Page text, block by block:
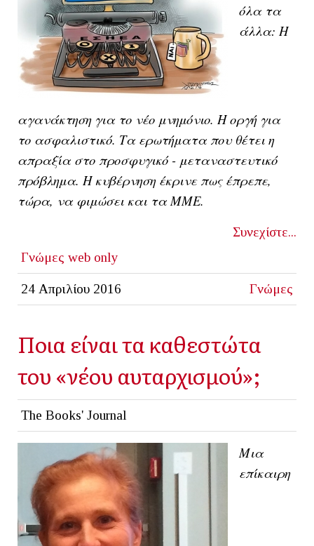
όλα τα
άλλα: Η
αγανάκτηση για το νέο μνημόνιο. Η οργή για
το ασφαλιστικό. Τα ερωτήματα που θέτει η
απραξία στο προσφυγικό - μεταναστευτικό
πρόβλημα. Η κυβέρνηση έκρινε πως έπρεπε,
τώρα, να φιμώσει και τα ΜΜΕ.
Συνεχίστε...
Γνώμες web only
24 Απριλίου 2016 Γνώμες
Ποια είναι τα καθεστώτα
του «νέου αυταρχισμού»;
The Books' Journal
Μια
επίκαιρη